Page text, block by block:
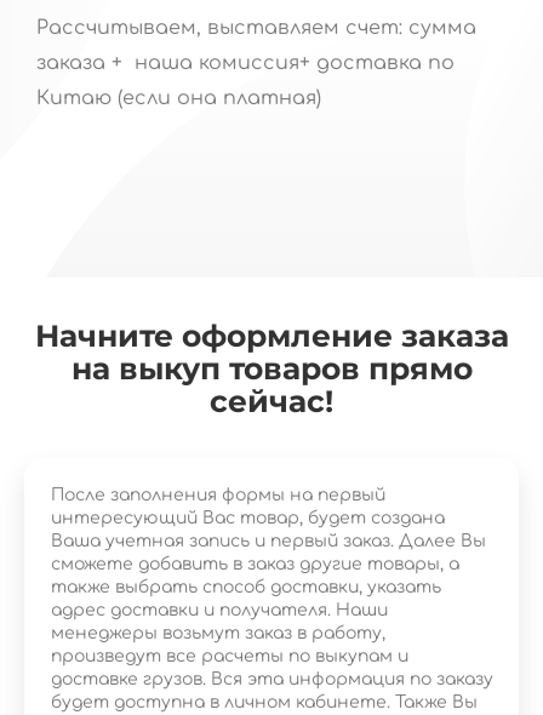
Рассчитываем, выставляем счет: сумма
заказа + наша комиссия+ доставка по
Китаю (если она платная)
Начните оформление заказа
на выкуп товаров прямо
сейчас!
После заполнения формы на первый
интересующий Вас товар, будет создана
Ваша учетная запись и первый заказ. Далее Вы
сможете добавить в заказ другие товары, а
также выбрать способ доставки, указать
адрес доставки и получателя. Наши
менеджеры возьмут заказ в работу,
произведут все расчеты по выкупам и
доставке грузов. Вся эта информация по заказу
будет доступна в личном кабинете. Также Вы